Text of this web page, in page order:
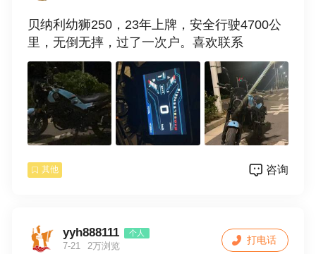
贝纳利幼狮250，23年上牌，安全行驶4700公
里，无倒无摔，过了一次户。喜欢联系
其他 咨询
yyh888111 个人
7-21 2万浏览
打电话